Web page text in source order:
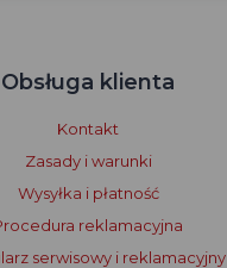
Obsługa klienta
Kontakt
Zasady i warunki
Wysyłka i płatność
reklamacyjna
serwisowy i reklamacyjny